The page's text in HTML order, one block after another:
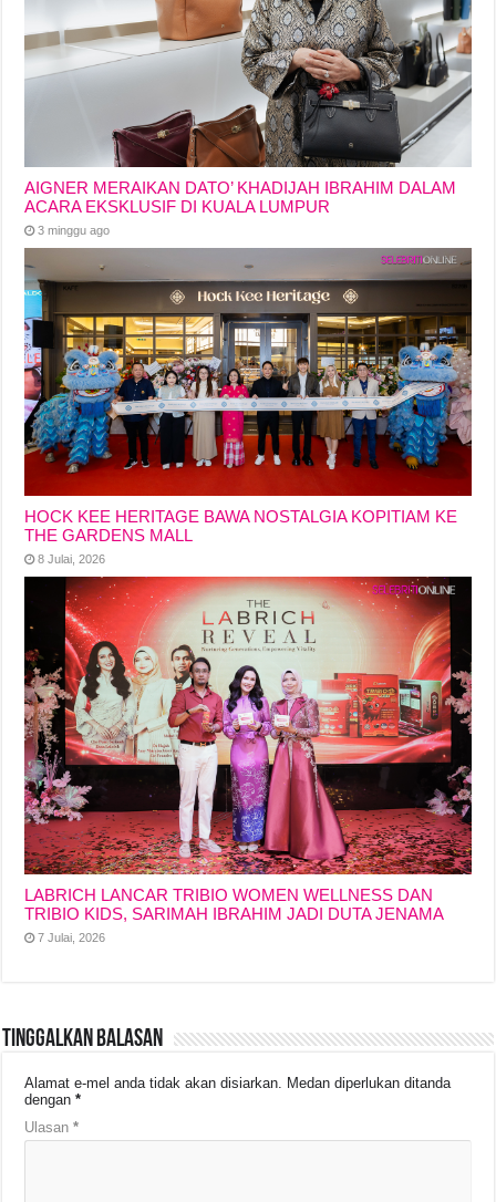
AIGNER MERAIKAN DATO’ KHADIJAH IBRAHIM DALAM
ACARA EKSKLUSIF DI KUALA LUMPUR
3 minggu ago
HOCK KEE HERITAGE BAWA NOSTALGIA KOPITIAM KE
THE GARDENS MALL
8 Julai, 2026
LABRICH LANCAR TRIBIO WOMEN WELLNESS DAN
TRIBIO KIDS, SARIMAH IBRAHIM JADI DUTA JENAMA
7 Julai, 2026
Tinggalkan Balasan
Alamat e-mel anda tidak akan disiarkan.
Medan diperlukan ditanda
dengan*
Ulasan*